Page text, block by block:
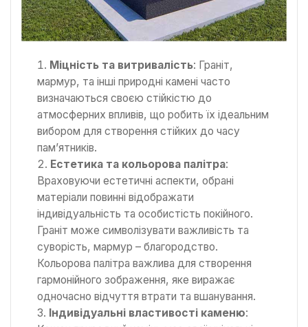
Міцність та витривалість: Граніт,
мармур, та інші природні камені часто
визначаються своєю стійкістю до
атмосферних впливів, що робить їх ідеальним
вибором для створення стійких до часу
пам’ятників.
Естетика та кольорова палітра:
Враховуючи естетичні аспекти, обрані
матеріали повинні відображати
індивідуальність та особистість покійного.
Граніт може символізувати важливість та
суворість, мармур – благородство.
Кольорова палітра важлива для створення
гармонійного зображення, яке виражає
одночасно відчуття втрати та вшанування.
Індивідуальні властивості каменю: